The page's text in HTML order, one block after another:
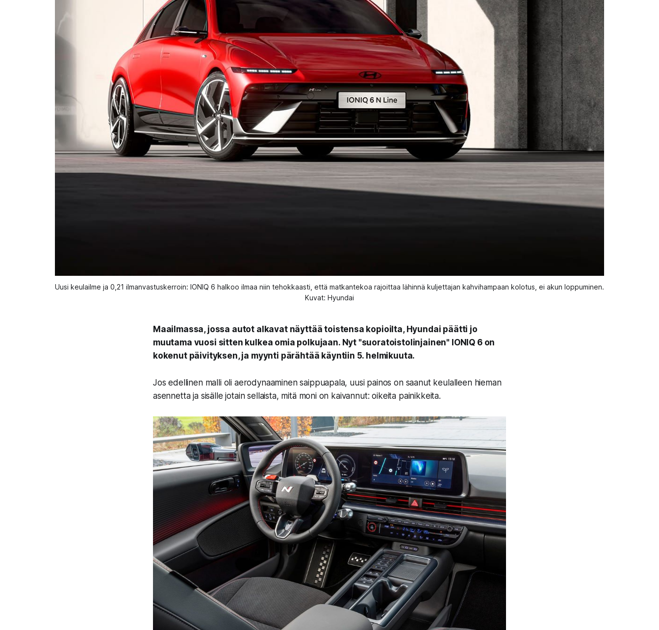
Uusi keulailme ja 0,21 ilmanvastuskerroin: IONIQ 6 halkoo ilmaa niin tehokkaasti, että matkantekoa rajoittaa lähinnä kuljettajan kahvihampaan kolotus, ei akun loppuminen.
Kuvat: Hyundai
Maailmassa, jossa autot alkavat näyttää toistensa kopioilta, Hyundai päätti jo
muutama vuosi sitten kulkea omia polkujaan. Nyt "suoratoistolinjainen" IONIQ 6 on
kokenut päivityksen, ja myynti pärähtää käyntiin 5. helmikuuta.
Jos edellinen malli oli aerodynaaminen saippuapala, uusi painos on saanut keulalleen hieman
asennetta ja sisälle jotain sellaista, mitä moni on kaivannut: oikeita painikkeita.